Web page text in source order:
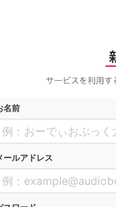
名前
ールアドレス